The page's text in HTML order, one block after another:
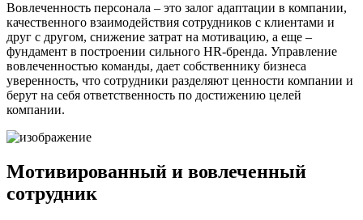
Вовлеченность персонала – это залог адаптации в компании,
качественного взаимодействия сотрудников с клиентами и
друг с другом, снижение затрат на мотивацию, а еще –
фундамент в построении сильного НR-бренда. Управление
вовлеченностью команды, дает собственнику бизнеса
уверенность, что сотрудники разделяют ценности компании и
берут на себя ответственность по достижению целей
компании.
Мотивированный и вовлеченный
сотрудник